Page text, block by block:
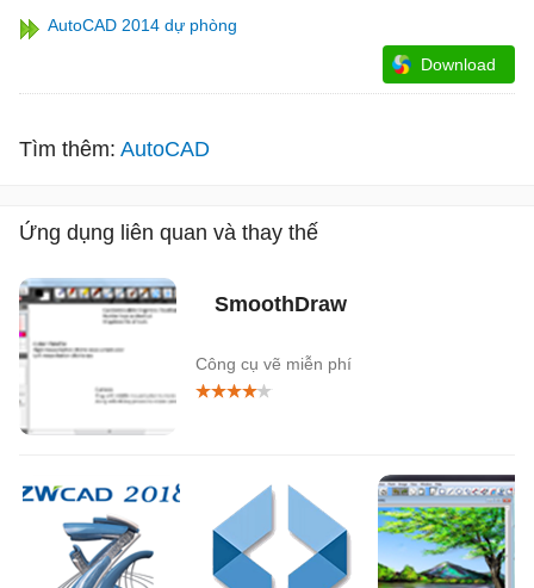
AutoCAD 2014 dự phòng
Download
Tìm thêm: AutoCAD
Ứng dụng liên quan và thay thế
SmoothDraw
Công cụ vẽ miễn phí